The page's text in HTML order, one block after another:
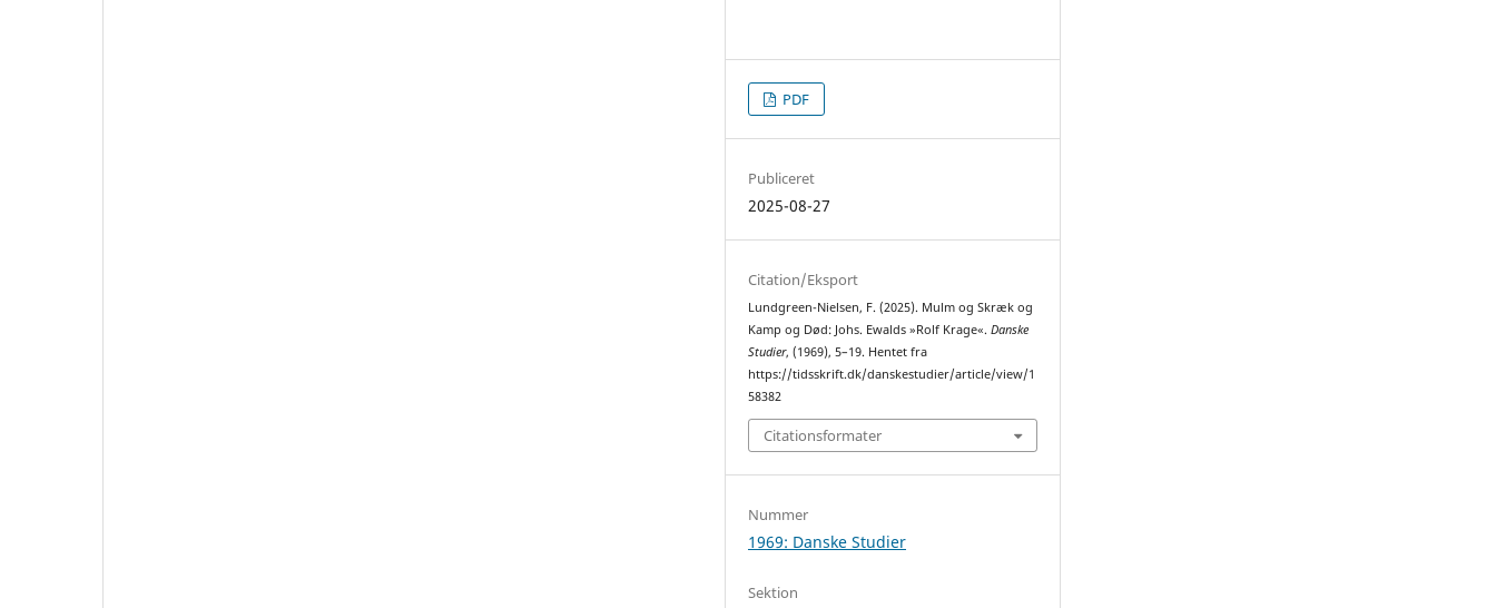
PDF
Publiceret
2025-08-27
Citation/Eksport
Lundgreen-Nielsen, F. (2025). Mulm og Skræk og
Kamp og Død: Johs. Ewalds »Rolf Krage«.Danske
Studier, (1969), 5–19. Hentet fra
https://tidsskrift.dk/danskestudier/article/view/1
58382
Citationsformater
Nummer
1969: Danske Studier
Sektion